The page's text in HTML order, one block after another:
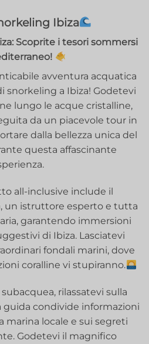
Ibiza
Scoprite i tesori sommersi
avventura acquatica
snorkeling a Ibiza! Godetevi
lungo le acque cristalline,
da un piacevole tour in
dalla bellezza unica del
questa affascinante
all-inclusive include il
un istruttore esperto e tutta
garantendo immersioni
di Ibiza. Lasciatevi
fondali marini, dove
coralline vi stupiranno.
rilassatevi sulla
guida condivide informazioni
marina locale e sui segreti
Godetevi il magnifico